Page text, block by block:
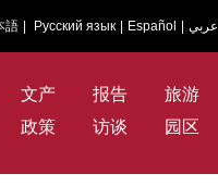
語 Русский язык Español عربي
文产 报告 旅游
政策 访谈 园区